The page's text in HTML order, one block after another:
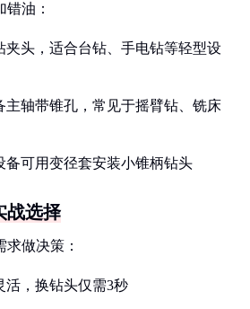
油：
夹头，适合台钻、手电钻等轻型设
主轴带锥孔，常见于摇臂钻、铣床
备可用变径套安装小锥柄钻头
战选择
做决策：
活，换钻头仅需3秒